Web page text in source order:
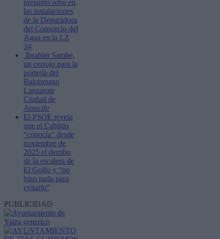
presunto robo en
las instalaciones
de la Depuradora
del Consorcio del
Agua en la LZ
34
Ibrahim Sambe,
un cerrojo para la
portería del
Balonmano
Lanzarote
Ciudad de
Arrecife
El PSOE revela
que el Cabildo
“conocía” desde
noviembre de
2025 el derribo
de la escalera de
El Golfo y “no
hizo nada para
evitarlo”
PUBLICIDAD